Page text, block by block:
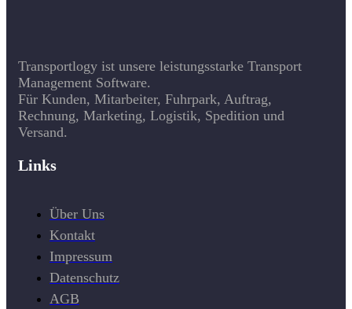
Transportlogy ist unsere leistungsstarke Transport
Management Software.
Für Kunden, Mitarbeiter, Fuhrpark, Auftrag,
Rechnung, Marketing, Logistik, Spedition und
Versand.
Links
Über Uns
Kontakt
Impressum
Datenschutz
AGB